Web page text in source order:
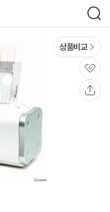
검
색
상품비교
관
심